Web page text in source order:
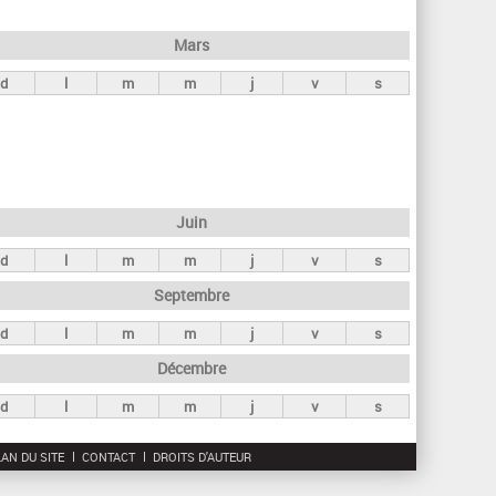
r
c
Mars
d l m m j v s
Juin
d l m m j v s
Septembre
d l m m j v s
Décembre
d l m m j v s
DU SITE CONTACT DROITS D'AUTEUR